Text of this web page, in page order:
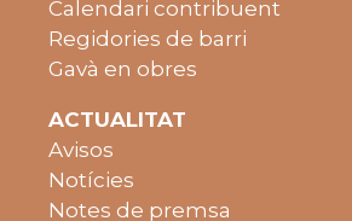
Calendari contribuent
Regidories de barri
Gavà en obres
ACTUALITAT
Avisos
Notícies
Notes de premsa